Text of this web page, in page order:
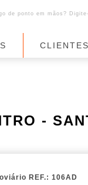
de ponto em mãos?
CLIENTES
-
REF.: 106AD